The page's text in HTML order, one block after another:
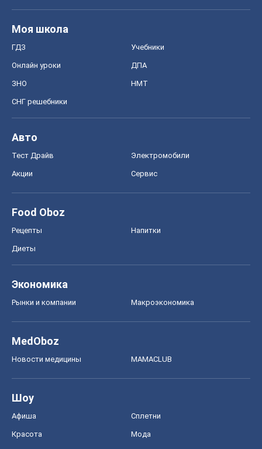
Моя школа
ГДЗ Учебники
Онлайн уроки ДПА
ЗНО НМТ
СНГ решебники
Авто
Тест Драйв Электромобили
Акции Сервис
Food Oboz
Рецепты Напитки
Диеты
Экономика
Рынки и компании Mакроэкономика
MedOboz
Новости медицины MAMACLUB
Шоу
Афиша Сплетни
Красота Мода